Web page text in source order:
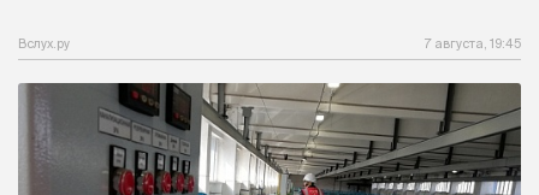
Вслух.ру 7 августа, 19:45